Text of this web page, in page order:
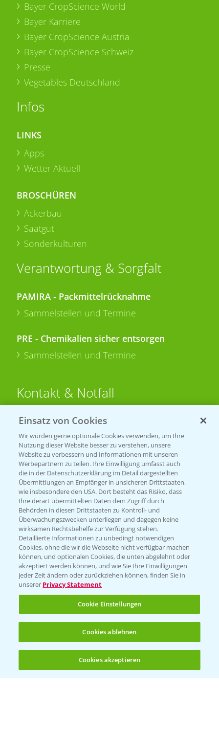
(noch 4)
Bayer CropScience World
Bayer Karriere
Bayer CropScience Austria
Bayer CropScience Schweiz
Presse
Vegetables Deutschland
Infos
LINKS
Apps
Wetter Aktuell
BROSCHÜREN
Ackerbau
Saatgut
Sonderkulturen
Verantwortung & Sorgfalt
PAMIRA - Packmittelrücknahme
Sammelstellen und Termine
PRE - Chemikalien sicher entsorgen
Sammelstellen und Termine
Kontakt & Notfall
Beratung auf WhatsApp
T.+49 (0)174 346 564 1
KONTAKT
Hilfe in Notfällen
T.+49 (0)214/30-20220
Folgen Sie uns
Allgemeine Nutzungsbedingungen
Datenschutzerklärung
Impressum
Gebrauchshinweise
Einsatz von Cookies
Wir würden gerne optionale Cookies verwenden, um Ihre
Nutzung dieser Website besser zu verstehen, unsere
Website zu verbessern und Informationen mit unseren
Werbepartnern zu teilen. Ihre Einwilligung umfasst auch
die in der Datenschutzerklärung im Detail dargestellten
Übermittlungen an Empfänger in unsicheren Drittstaaten,
wie insbesondere den USA. Dort besteht das Risiko, dass
Ihre derart übermittelten Daten dem Zugriff durch
Behörden in diesen Drittstaaten zu Kontroll- und
Überwachungszwecken unterliegen und dagegen keine
wirksamen Rechtsbehelfe zur Verfügung stehen.
Detaillierte Informationen zu unbedingt notwendigen
Cookies, ohne die wir die Webseite nicht verfügbar machen
können, und optionalen Cookies, die unten abgelehnt oder
akzeptiert werden können, und wie Sie Ihre Einwilligungen
jeder Zeit ändern oder zurückziehen können, finden Sie in
unserer Privacy Statement
Cookie Einstellungen
Cookies ablehnen
Cookies akzeptieren